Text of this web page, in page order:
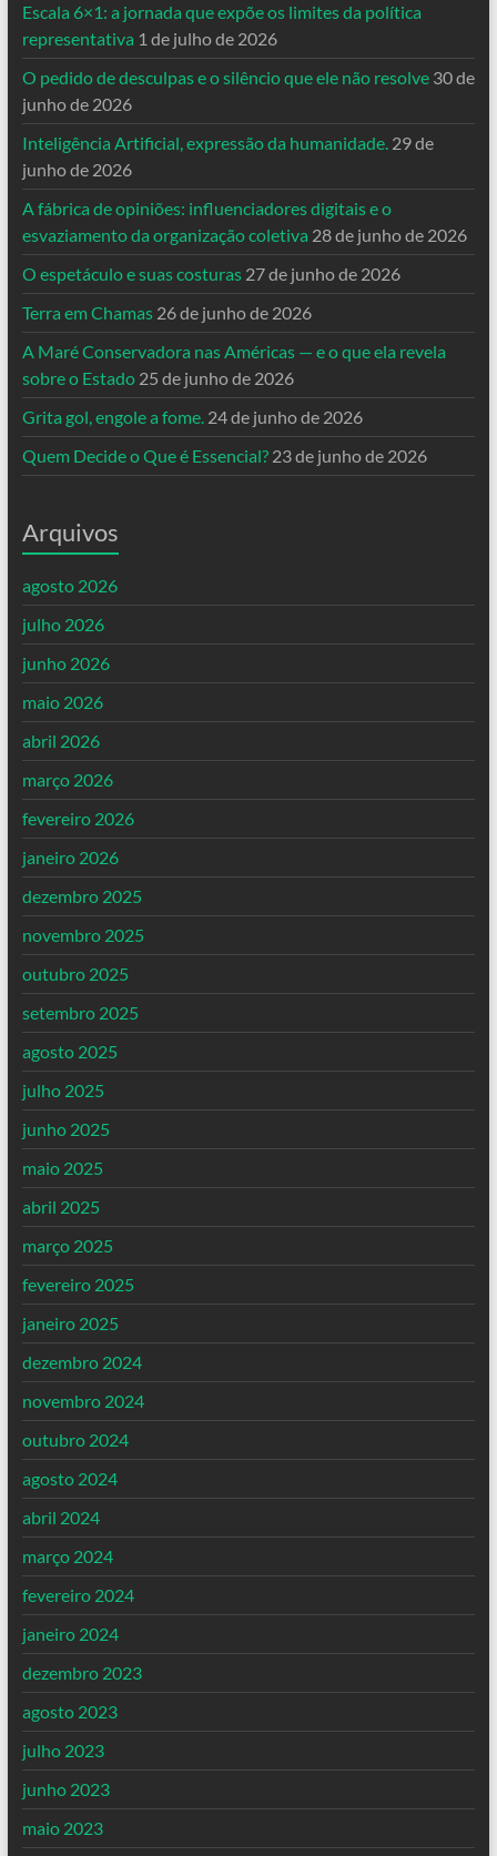
Escala 6×1: a jornada que expõe os limites da política
representativa 1 de julho de 2026
O pedido de desculpas e o silêncio que ele não resolve 30 de
junho de 2026
Inteligência Artificial, expressão da humanidade. 29 de
junho de 2026
A fábrica de opiniões: influenciadores digitais e o
esvaziamento da organização coletiva 28 de junho de 2026
O espetáculo e suas costuras 27 de junho de 2026
Terra em Chamas 26 de junho de 2026
A Maré Conservadora nas Américas — e o que ela revela
sobre o Estado 25 de junho de 2026
Grita gol, engole a fome. 24 de junho de 2026
Quem Decide o Que é Essencial? 23 de junho de 2026
Arquivos
agosto 2026
julho 2026
junho 2026
maio 2026
abril 2026
março 2026
fevereiro 2026
janeiro 2026
dezembro 2025
novembro 2025
outubro 2025
setembro 2025
agosto 2025
julho 2025
junho 2025
maio 2025
abril 2025
março 2025
fevereiro 2025
janeiro 2025
dezembro 2024
novembro 2024
outubro 2024
agosto 2024
abril 2024
março 2024
fevereiro 2024
janeiro 2024
dezembro 2023
agosto 2023
julho 2023
junho 2023
maio 2023